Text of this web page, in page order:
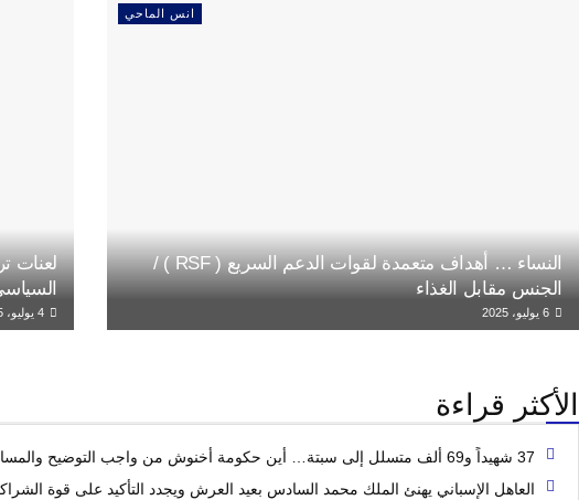
انس الماحي
النساء … أهداف متعمدة لقوات الدعم السريع ( RSF ) /
الجنس مقابل الغذاء
لعنات
الأكثر قراءة
37 شهيداً و69 ألف متسلل إلى سبتة… أين حكومة أخنوش من واجب التوضيح والمساءلة؟
العاهل الإسباني يهنئ الملك محمد السادس بعيد العرش ويجدد التأكيد على قوة الشراكة